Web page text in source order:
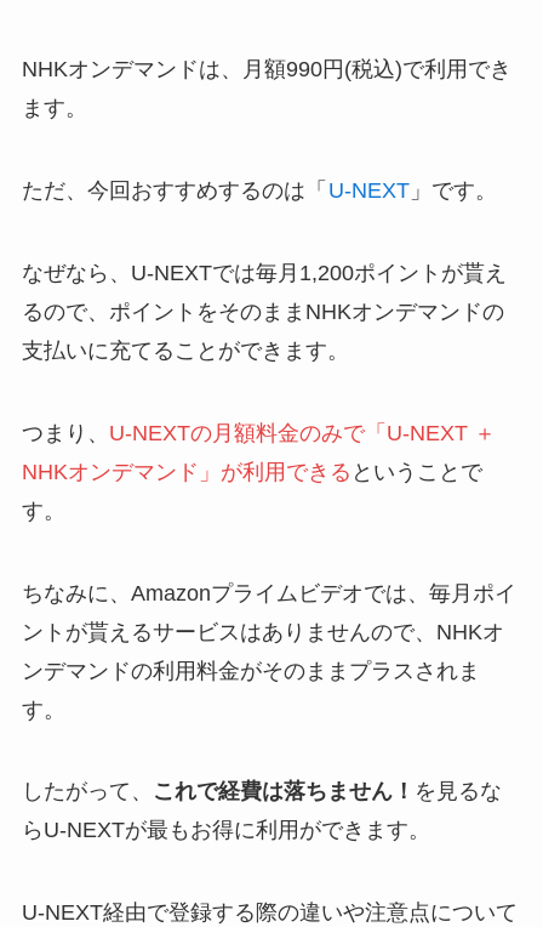
NHKオンデマンドは、月額990円(税込)で利用でき
ます。
ただ、今回おすすめするのは「 U-NEXT」です。
なぜなら、U-NEXTでは毎月1,200ポイントが貰え
るので、ポイントをそのままNHKオンデマンドの
支払いに充てることができます。
つまり、 U-NEXTの月額料金のみで「U-NEXT ＋
NHKオンデマンド」が利用できる ということで
す。
ちなみに、Amazonプライムビデオでは、毎月ポイ
ントが貰えるサービスはありませんので、NHKオ
ンデマンドの利用料金がそのままプラスされま
す。
したがって、 これで経費は落ちません！ を見るな
らU-NEXTが最もお得に利用ができます。
U-NEXT経由で登録する際の違いや注意点について